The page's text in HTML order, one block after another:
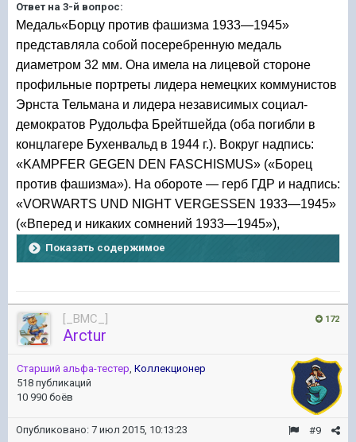
Ответ на 3-й вопрос:
Медаль«Борцу против фашизма 1933—1945»
представляла собой посеребренную медаль
диаметром 32 мм. Она имела на лицевой стороне
профильные портреты лидера немецких коммунистов
Эрнста Тельмана и лидера независимых социал-
демократов Рудольфа Брейтшейда (оба погибли в
концлагере Бухенвальд в 1944 г.). Вокруг надпись:
«KAMPFER GEGEN DEN FASCHISMUS» («Борец
против фашизма»). На обороте — герб ГДР и надпись:
«VORWARTS UND NIGHT VERGESSEN 1933—1945»
(«Вперед и никаких сомнений 1933—1945»),
Показать содержимое
172
[_BMC_]
Arctur
Старший альфа-тестер, Коллекционер
518 публикаций
10 990 боёв
#9
Опубликовано: 7 июл 2015, 10:13:23